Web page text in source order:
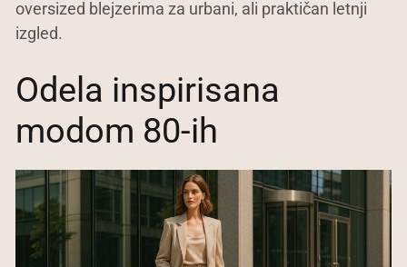
oversized blejzerima za urbani, ali praktičan letnji
izgled.
Odela inspirisana
modom 80-ih